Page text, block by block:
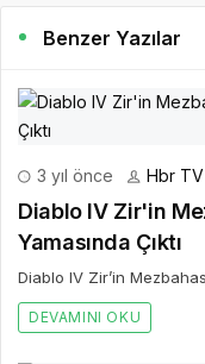
Benzer Yazılar
3 yıl önce Hbr TV
Diablo IV Zir'in
Yamasında Çıktı
Diablo IV Zir’in
DEVAMINI OKU